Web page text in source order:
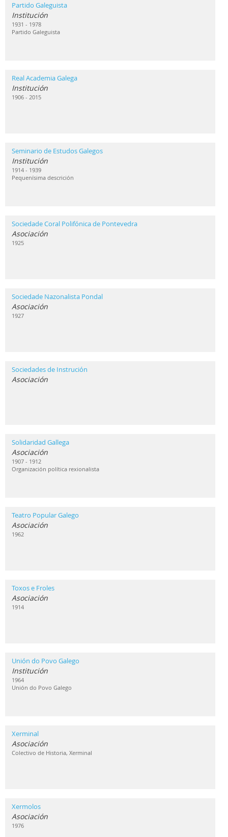
Partido Galeguista
Institución
1931 - 1978
Partido Galeguista
Real Academia Galega
Institución
1906 - 2015
Seminario de Estudos Galegos
Institución
1914 - 1939
Pequenísima descrición
Sociedade Coral Polifónica de Pontevedra
Asociación
1925
Sociedade Nazonalista Pondal
Asociación
1927
Sociedades de Instrución
Asociación
Solidaridad Gallega
Asociación
1907 - 1912
Organización política rexionalista
Teatro Popular Galego
Asociación
1962
Toxos e Froles
Asociación
1914
Unión do Povo Galego
Institución
1964
Unión do Povo Galego
Xerminal
Asociación
Colectivo de Historia, Xerminal
Xermolos
Asociación
1976